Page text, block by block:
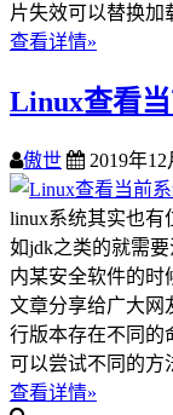
片失效可以替换加
查看详情»
Linux查看
傲世 2019年
linux系统其实也有
如jdk之类的就需
内某安全软件的时
文章分享给广大网
行版本存在不同的
可以尝试不同的方
查看详情»